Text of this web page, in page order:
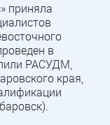
приняла
в
РАСУДМ,
края,